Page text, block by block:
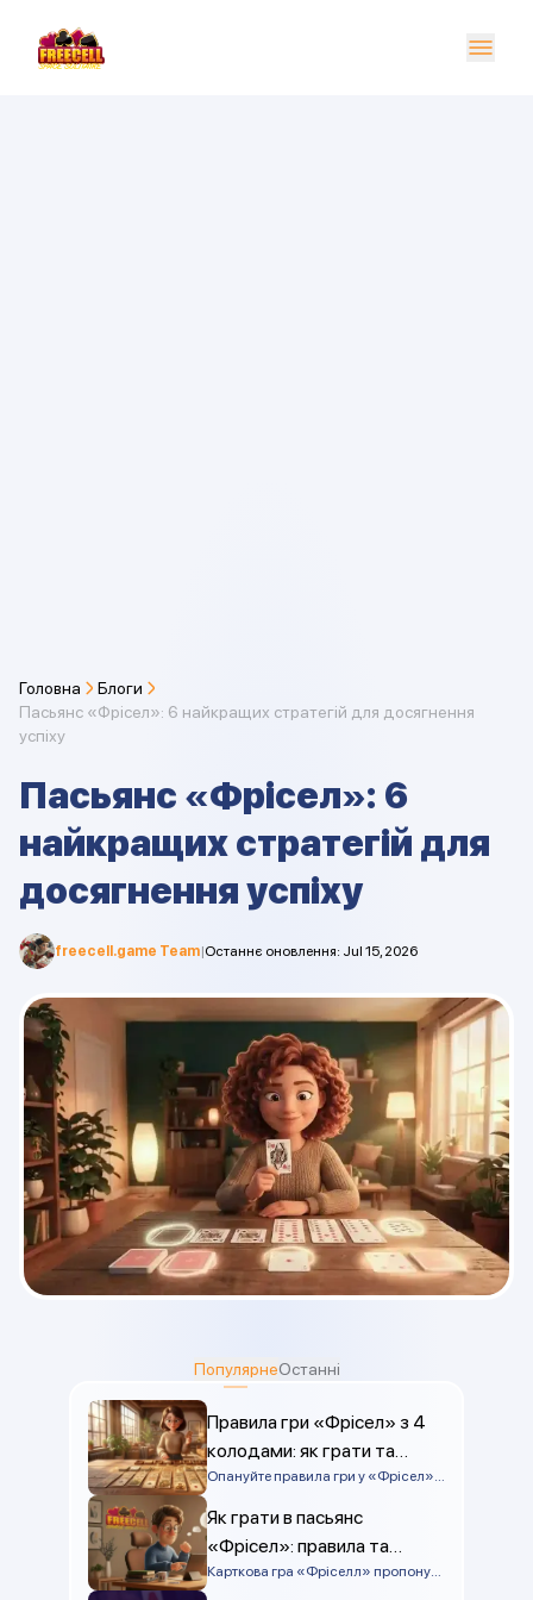
Головна
Блоги
Пасьянс «Фрісел»: 6 найкращих стратегій для досягнення
успіху
Пасьянс «Фрісел»: 6
найкращих стратегій для
досягнення успіху
freecell.game Team|Останнє оновлення: Jul 15, 2026
ПопулярнеОстанні
Правила гри «Фрісел» з 4
колодами: як грати та
виграти
Опануйте правила гри у «Фрісел» з
простого посібника, в якому ви
знайдете інформацію про
підготовку до гри, хід гри та
стратегії перемоги, що допоможуть
Як грати в пасьянс
«Фрісел»: правила та
поради
Карткова гра «Фріселл» пропонує